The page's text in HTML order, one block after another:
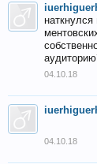
04.10.18
04.10.18